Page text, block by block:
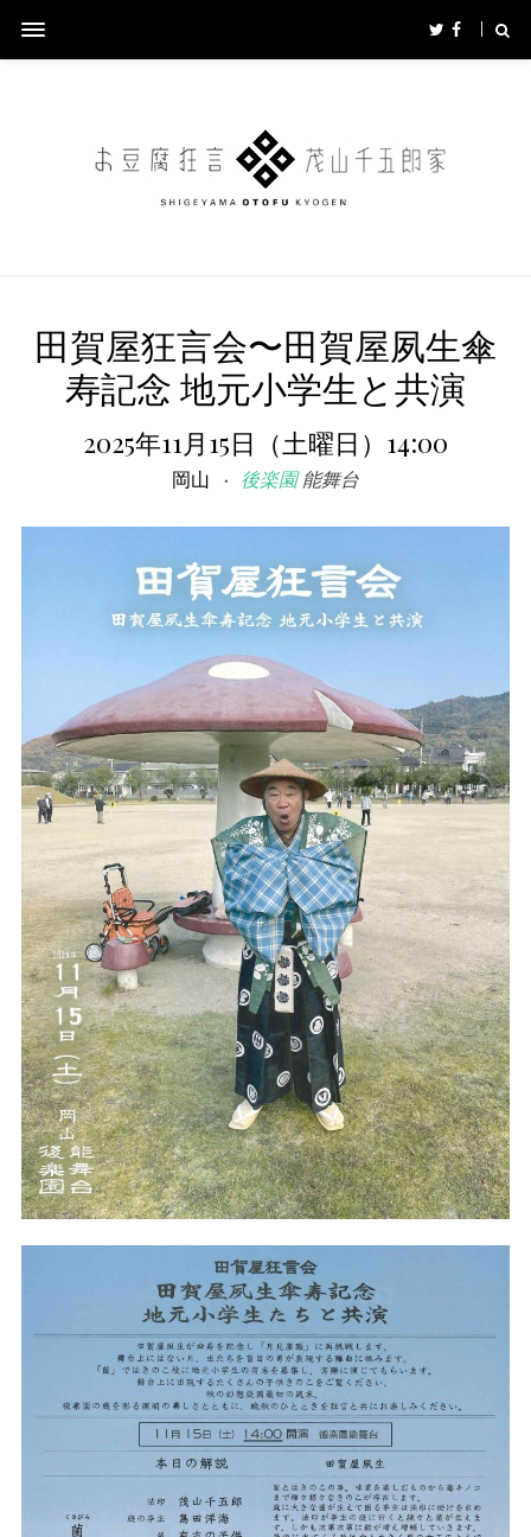
田賀屋狂言会〜田賀屋夙生傘
寿記念 地元小学生と共演
2025年11月15日（土曜日）14:00
岡山 後楽園能舞台